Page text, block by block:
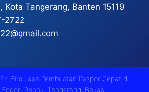
Kota Tangerang, Banten 15119
2722
Biro Jasa Pembuatan Paspor Cepat di
Depok, Tangerang, Bekasi